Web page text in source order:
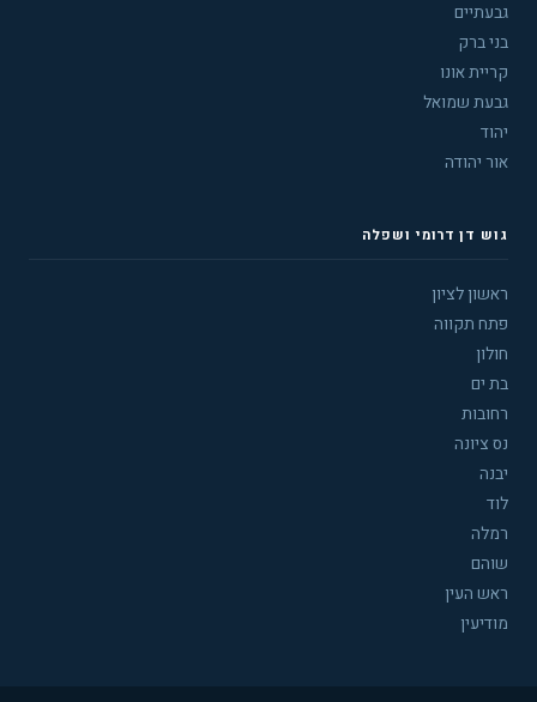
גבעתיים
בני ברק
קריית אונו
גבעת שמואל
יהוד
אור יהודה
גוש דן דרומי ושפלה
ראשון לציון
פתח תקווה
חולון
בת ים
רחובות
נס ציונה
יבנה
לוד
רמלה
שוהם
ראש העין
מודיעין